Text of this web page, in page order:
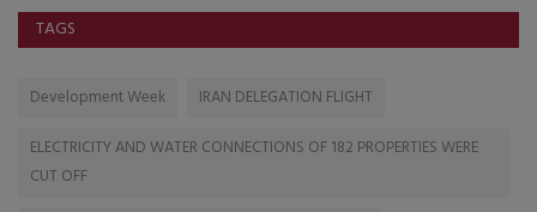
TAGS
Development Week
IRAN DELEGATION FLIGHT
ELECTRICITY AND WATER CONNECTIONS OF 182 PROPERTIES WERE
CUT OFF